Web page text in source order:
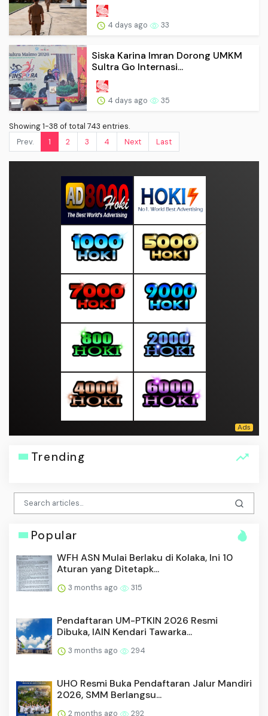
4 days ago 33
Siska Karina Imran Dorong UMKM
Sultra Go Internasi...
4 days ago 35
Showing 1-38 of total 743 entries.
Prev.
1 2 3 4 Next Last
Trending
Popular
WFH ASN Mulai Berlaku di Kolaka, Ini 10
Aturan yang Ditetapk...
3 months ago 315
Pendaftaran UM-PTKIN 2026 Resmi
Dibuka, IAIN Kendari Tawarka...
3 months ago 294
UHO Resmi Buka Pendaftaran Jalur Mandiri
2026, SMM Berlangsu...
2 months ago 292